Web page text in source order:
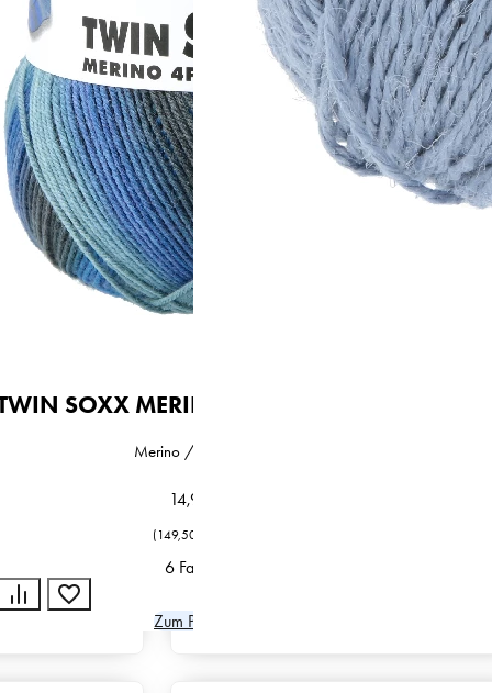
Garnstärke
Sock / Baby
Maschenprobe
30 M x 41 R
SOXX MERINO 4-FACH/4-PLY
Merino / Polyamid
14,95
( 149,50
6 Farben
Zum Produkt